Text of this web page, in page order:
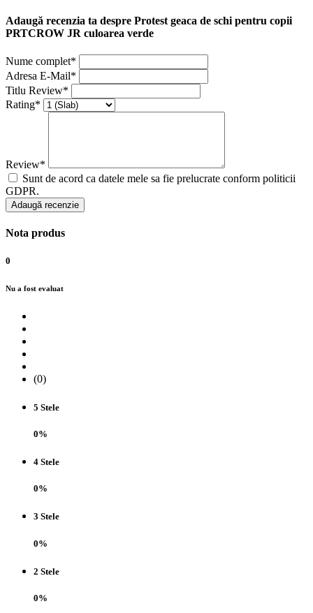
Adaugă recenzia ta despre Protest geaca de schi pentru copii
PRTCROW JR culoarea verde
Nume complet*
Adresa E-Mail*
Titlu Review*
Rating*
Review*
Sunt de acord ca datele mele sa fie prelucrate conform politicii
GDPR.
Adaugă recenzie
Nota produs
0
Nu a fost evaluat
(0)
5 Stele
0%
4 Stele
0%
3 Stele
0%
2 Stele
0%